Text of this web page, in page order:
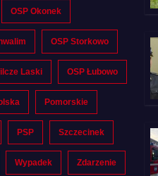
OSP Okonek
OSP Storkowo
Laski OSP Łubowo
Pomorskie
PSP Szczecinek
Wypadek Zdarzenie